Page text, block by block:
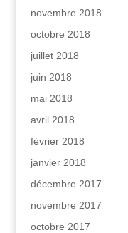
novembre 2018
octobre 2018
juillet 2018
juin 2018
mai 2018
avril 2018
février 2018
janvier 2018
décembre 2017
novembre 2017
octobre 2017